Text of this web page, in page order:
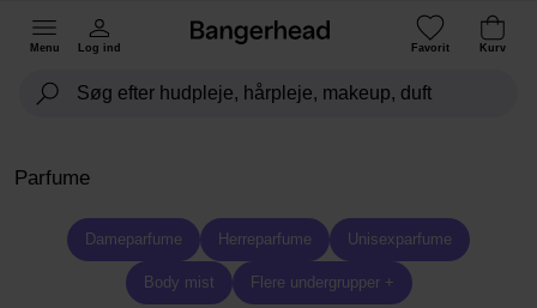
Menu Log ind Favorit Kurv
Parfume
Dameparfume Herreparfume Unisexparfume
Body mist Flere undergrupper +